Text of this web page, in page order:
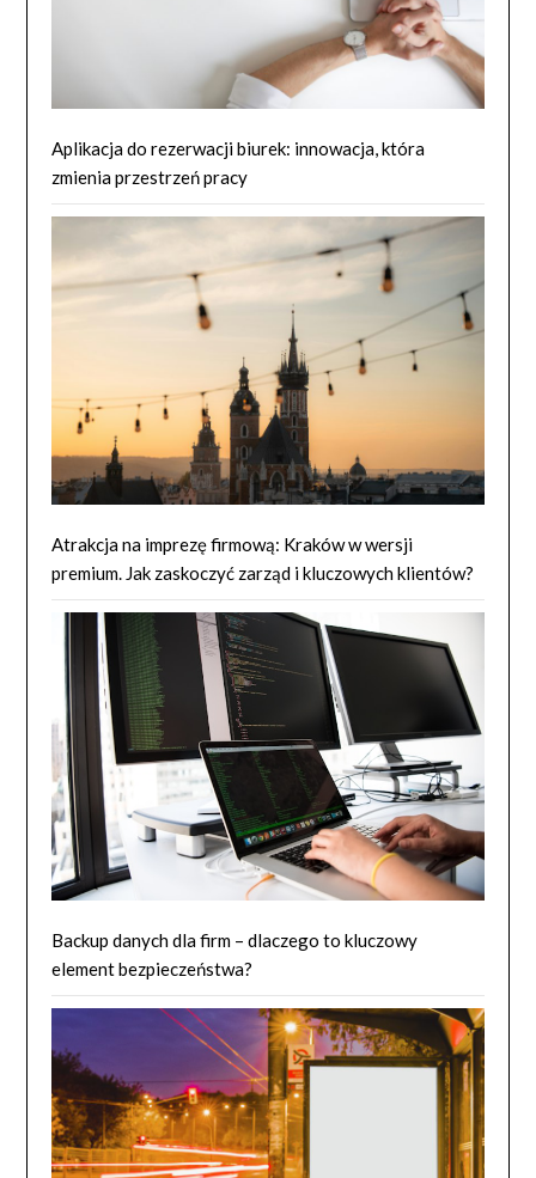
Aplikacja do rezerwacji biurek: innowacja, która
zmienia przestrzeń pracy
Atrakcja na imprezę firmową: Kraków w wersji
premium. Jak zaskoczyć zarząd i kluczowych klientów?
Backup danych dla firm – dlaczego to kluczowy
element bezpieczeństwa?